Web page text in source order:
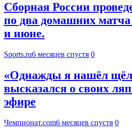
Сборная России
по два домашних
и июне.
Sports.ru6 месяцев спустя 0
«Однажды я нашёл
высказался о своих
эфире
Чемпионат.com6 месяцев спустя 0